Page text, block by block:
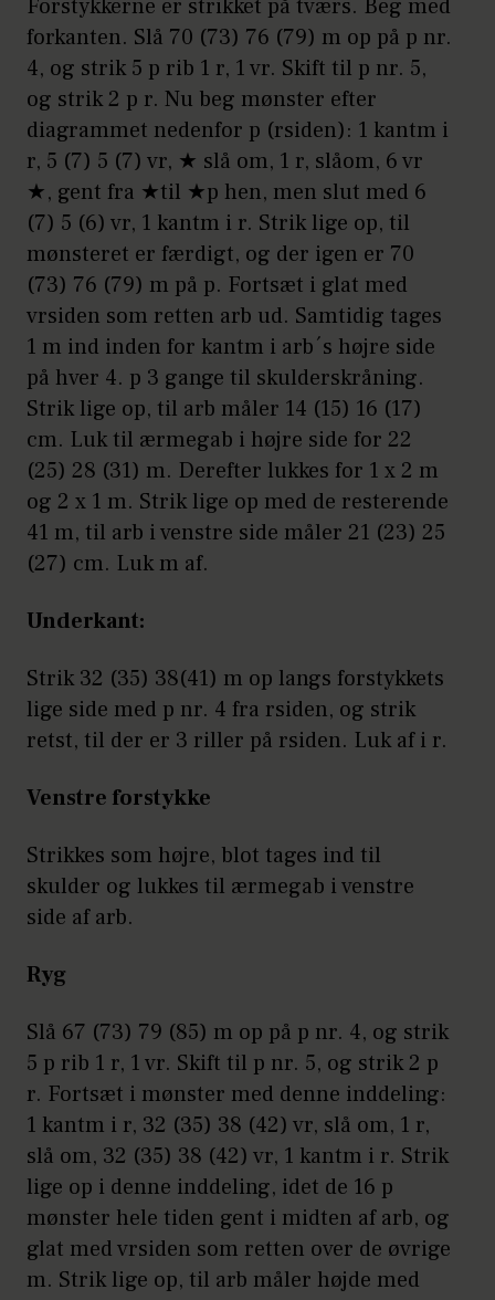
Forstykkerne er strikket på tværs. Beg med
forkanten. Slå 70 (73) 76 (79) m op på p nr.
4, og strik 5 p rib 1 r, 1 vr. Skift til p nr. 5,
og strik 2 p r. Nu beg mønster efter
diagrammet nedenfor p (rsiden): 1 kantm i
r, 5 (7) 5 (7) vr, ★ slå om, 1 r, slåom, 6 vr
★, gent fra ★til ★p hen, men slut med 6
(7) 5 (6) vr, 1 kantm i r. Strik lige op, til
mønsteret er færdigt, og der igen er 70
(73) 76 (79) m på p. Fortsæt i glat med
vrsiden som retten arb ud. Samtidig tages
1 m ind inden for kantm i arb´s højre side
på hver 4. p 3 gange til skulderskråning.
Strik lige op, til arb måler 14 (15) 16 (17)
cm. Luk til ærmegab i højre side for 22
(25) 28 (31) m. Derefter lukkes for 1 x 2 m
og 2 x 1 m. Strik lige op med de resterende
41 m, til arb i venstre side måler 21 (23) 25
(27) cm. Luk m af.
Underkant:
Strik 32 (35) 38(41) m op langs forstykkets
lige side med p nr. 4 fra rsiden, og strik
retst, til der er 3 riller på rsiden. Luk af i r.
Venstre forstykke
Strikkes som højre, blot tages ind til
skulder og lukkes til ærmegab i venstre
side af arb.
Ryg
Slå 67 (73) 79 (85) m op på p nr. 4, og strik
5 p rib 1 r, 1 vr. Skift til p nr. 5, og strik 2 p
r. Fortsæt i mønster med denne inddeling:
1 kantm i r, 32 (35) 38 (42) vr, slå om, 1 r,
slå om, 32 (35) 38 (42) vr, 1 kantm i r. Strik
lige op i denne inddeling, idet de 16 p
mønster hele tiden gent i midten af arb, og
glat med vrsiden som retten over de øvrige
m. Strik lige op, til arb måler højde med